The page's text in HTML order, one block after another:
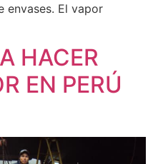
envases. El vapor
HACER
EN PERÚ